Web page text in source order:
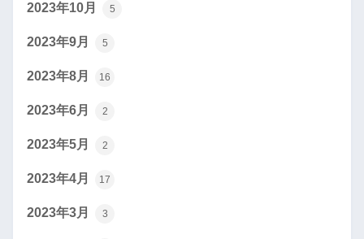
2023年10月 5
2023年9月 5
2023年8月 16
2023年6月 2
2023年5月 2
2023年4月 17
2023年3月 3